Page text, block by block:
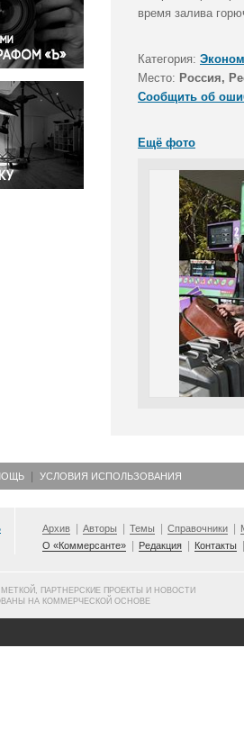
и конфликты
время залива
Категория:
Место: Россия,
Сообщить об
Ещё фото
УСЛОВИЯ ИСПОЛЬЗОВАНИЯ
Архив Авторы Темы Справочники
О «Коммерсанте»
Редакция Контакты
ПАРТНЕРСКИЕ ПРОЕКТЫ И НОВОСТИ
НА КОММЕРЧЕСКОЙ ОСНОВЕ